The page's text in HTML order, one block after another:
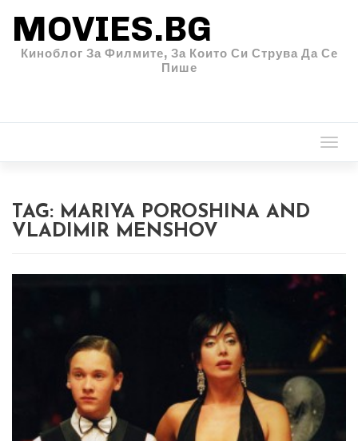
MOVIES.BG
Киноблог За Филмите, За Които Си Струва Да Се
Пише
TAG: MARIYA POROSHINA AND
VLADIMIR MENSHOV